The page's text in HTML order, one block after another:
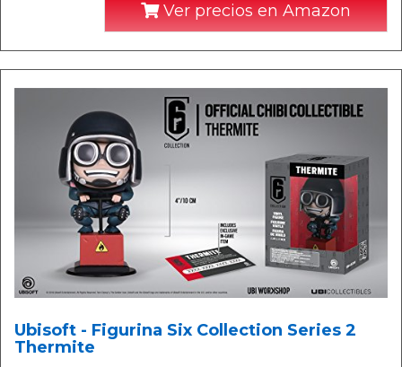
Ver precios en Amazon
Ubisoft - Figurina Six Collection Series 2
Thermite